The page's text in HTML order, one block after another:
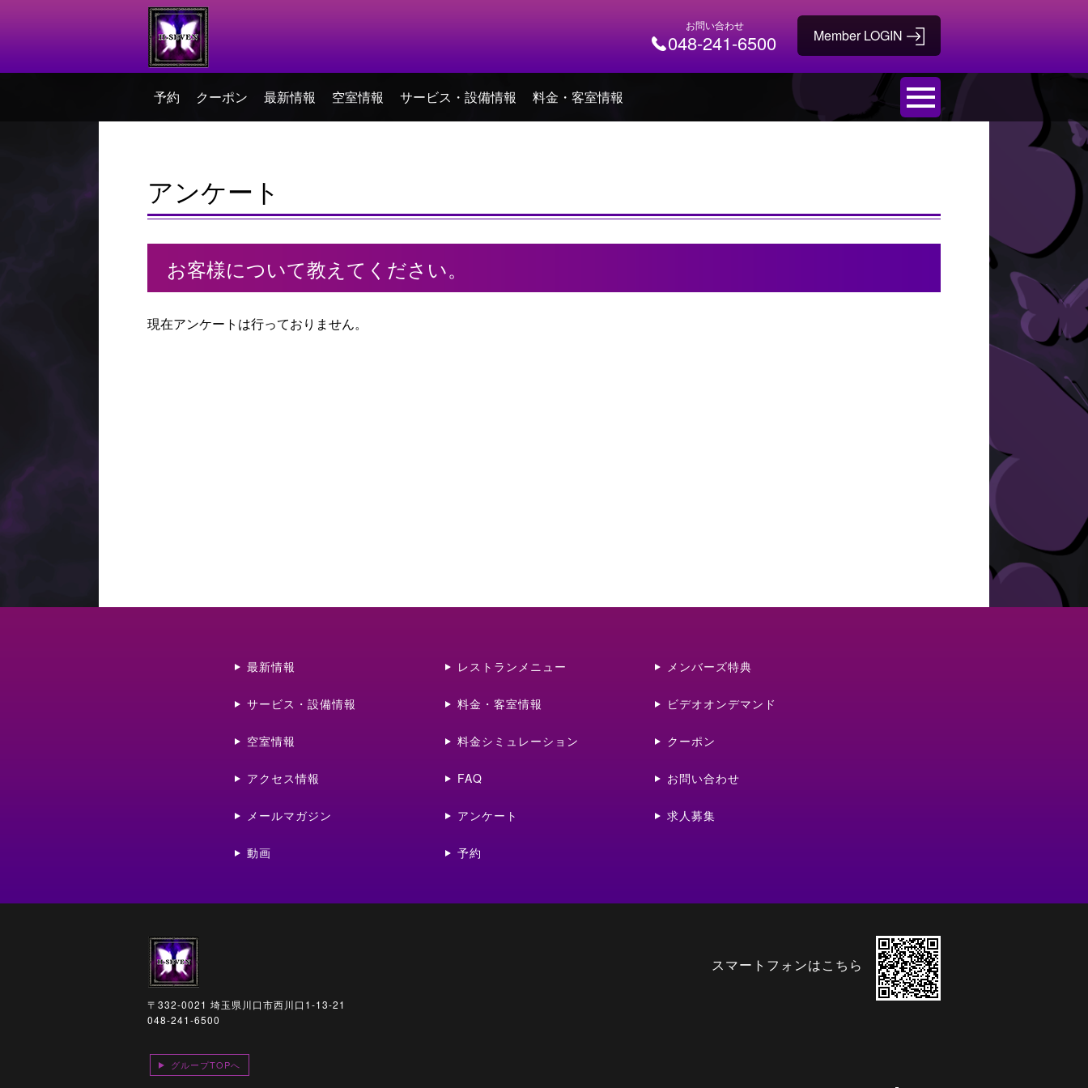
お問い合わせ
048-241-6500
予約 クーポン 最新情報 空室情報 サービス・設備情報 料金・客室情報
アンケート
お客様について教えてください。
現在アンケートは行っておりません。
最新情報 レストランメニュー メンバーズ特典
サービス・設備情報 料金・客室情報 ビデオオンデマンド
空室情報 料金シミュレーション クーポン
アクセス情報 FAQ お問い合わせ
メールマガジン アンケート 求人募集
動画 予約
〒332-0021 埼玉県川口市西川口1-13-21
048-241-6500
スマートフォンはこちら
グループTOPへ